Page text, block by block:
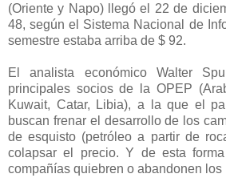
(Oriente y Napo) llegó el 22 de
48, según el Sistema Nacional de
semestre estaba arriba de $ 92.
El analista económico Walter
principales socios de la OPEP
Kuwait, Catar, Libia), a la que el
buscan frenar el desarrollo de los
de esquisto (petróleo a partir de
colapsar el precio. Y de esta
compañías quiebren o abandonen los